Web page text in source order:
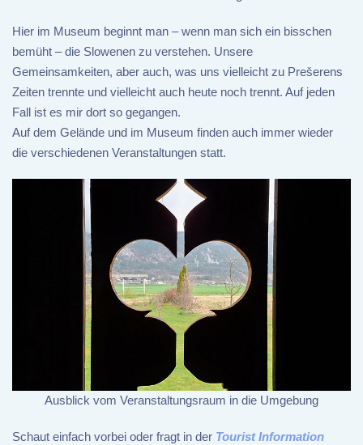
Hier im Museum beginnt man – wenn man sich ein bisschen
bemüht – die Slowenen zu verstehen. Unsere
Gemeinsamkeiten, aber auch, was uns vielleicht zu Prešerens
Zeiten trennte und vielleicht auch heute noch trennt. Auf jeden
Fall ist es mir dort so gegangen.
Auf dem Gelände und im Museum finden auch immer wieder
die verschiedenen Veranstaltungen statt.
Ausblick vom Veranstaltungsraum in die Umgebung
Schaut einfach vorbei oder fragt in der Tourist Information